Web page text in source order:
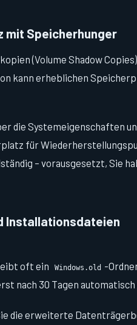
mit Speicherhunger
(Volume Shadow
kann erheblichen
die Systemeigenschaften
für
– vorausgesetzt, Sie
Installationsdateien
oft ein
Windows.old -
nach 30 Tagen
die erweiterte